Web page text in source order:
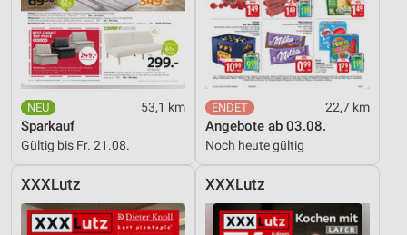
53,1 km
Sparkauf
Gültig bis Fr. 21.08.
22,7 km
Angebote ab 03.08.
Noch heute gültig
XXXLutz XXXLutz